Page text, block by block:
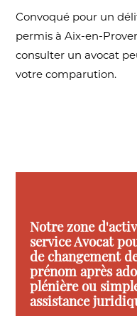
Convoqué pour un
permis à Aix-en-
consulter un avocat
votre comparution.
Notre zone
service Avocat
de changement
prénom après
plénière ou
assistance